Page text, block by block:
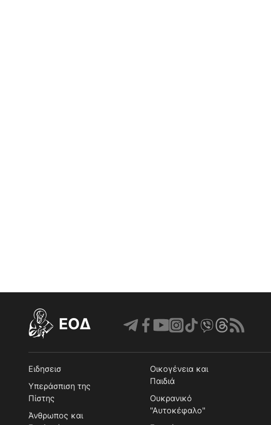
EOΔ
Ειδησεισ
Υπεράσπιση της
Πίστης
Άνθρωπος και
Οικογένεια και
Παιδιά
Ουκρανικό
"Αυτοκέφαλο"